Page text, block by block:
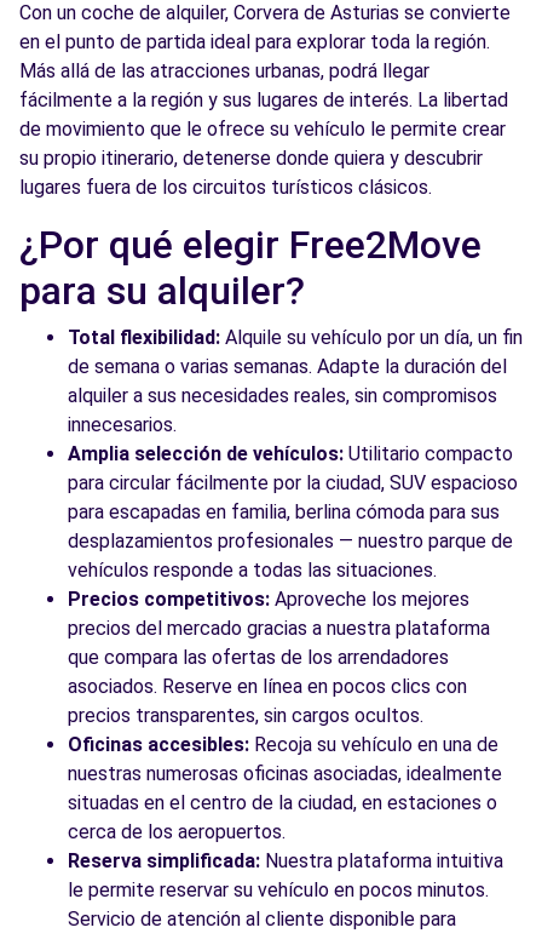
Con un coche de alquiler, Corvera de Asturias se convierte
en el punto de partida ideal para explorar toda la región.
Más allá de las atracciones urbanas, podrá llegar
fácilmente a la región y sus lugares de interés. La libertad
de movimiento que le ofrece su vehículo le permite crear
su propio itinerario, detenerse donde quiera y descubrir
lugares fuera de los circuitos turísticos clásicos.
¿Por qué elegir Free2Move
para su alquiler?
Total flexibilidad: Alquile su vehículo por un día, un fin
de semana o varias semanas. Adapte la duración del
alquiler a sus necesidades reales, sin compromisos
innecesarios.
Amplia selección de vehículos: Utilitario compacto
para circular fácilmente por la ciudad, SUV espacioso
para escapadas en familia, berlina cómoda para sus
desplazamientos profesionales — nuestro parque de
vehículos responde a todas las situaciones.
Precios competitivos: Aproveche los mejores
precios del mercado gracias a nuestra plataforma
que compara las ofertas de los arrendadores
asociados. Reserve en línea en pocos clics con
precios transparentes, sin cargos ocultos.
Oficinas accesibles: Recoja su vehículo en una de
nuestras numerosas oficinas asociadas, idealmente
situadas en el centro de la ciudad, en estaciones o
cerca de los aeropuertos.
Reserva simplificada: Nuestra plataforma intuitiva
le permite reservar su vehículo en pocos minutos.
Servicio de atención al cliente disponible para